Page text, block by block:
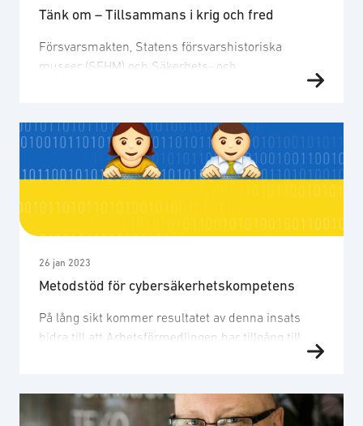
Tänk om – Tillsammans i krig och fred
Försvarsmakten, Statens försvarshistoriska
museer (SFHM) och Säkerhets- och
utställning syftande till att höja medvetenheten,
öka försvarsviljan hos unga vuxna samt bidra till en
större kunskap om de värden vi vill försvara. Vi
hoppas att fler studenter och unga vuxna ser att vi
alla är …
26 jan 2023
Metodstöd för cybersäkerhetskompetens
På lång sikt kommer resultatet av denna insats
bidra till att Arbetsförmedlingen har tillgång till
arbetssökande i Sverige. Metodstödet utvecklades
genom en intervjumall som syftar till att snabbare